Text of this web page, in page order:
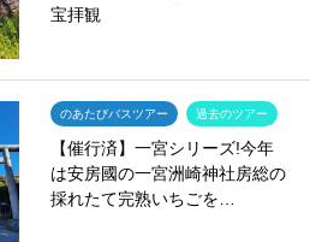
宝拝観
のあたびバスツアー 過去のツアー
【催行済】一宮シリーズ!今年
は安房國の一宮洲崎神社房総の
採れたて完熟いちごを…